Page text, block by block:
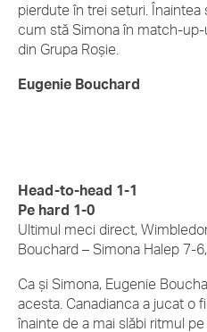
pierdute în trei seturi.
cum stă Simona în match-
din Grupa Roșie.
Eugenie Bouchard
Head-to-head 1-1
Pe hard 1-0
Ultimul meci direct,
Bouchard – Simona Halep 7-
Ca și Simona, Eugenie
acesta. Canadianca a jucat o
înainte de a mai slăbi ritmul